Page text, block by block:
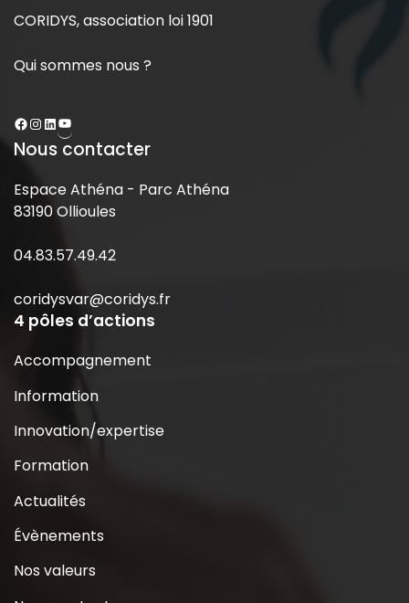
CORIDYS, association loi 1901
Qui sommes nous ?
Nous contacter
Espace Athéna - Parc Athéna
83190 Ollioules
04.83.57.49.42
coridysvar@coridys.fr
4 pôles d’actions
Accompagnement
Information
Innovation/expertise
Formation
Actualités
Évènements
Nos valeurs